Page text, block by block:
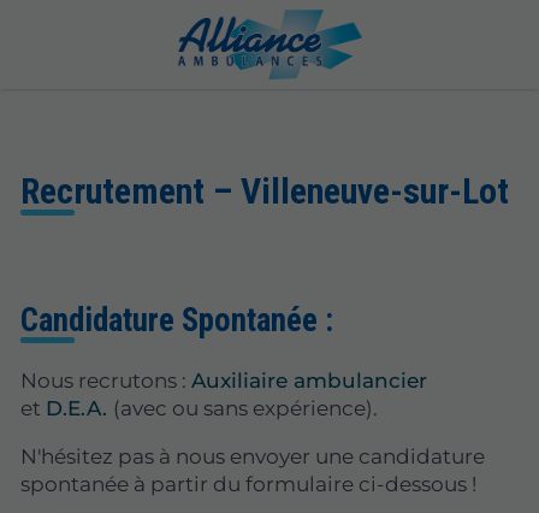
Recrutement – Villeneuve-sur-Lot
Candidature Spontanée :
Nous recrutons : Auxiliaire ambulancier
et D.E.A. (avec ou sans expérience).
N'hésitez pas à nous envoyer une candidature
spontanée à partir du formulaire ci-dessous !